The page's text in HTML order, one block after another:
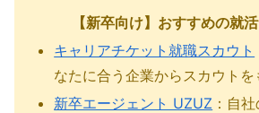
【新卒向け】おすすめの就
キャリアチケット就職スカウト
なたに合う企業からスカウトを
新卒エージェント UZUZ ：自